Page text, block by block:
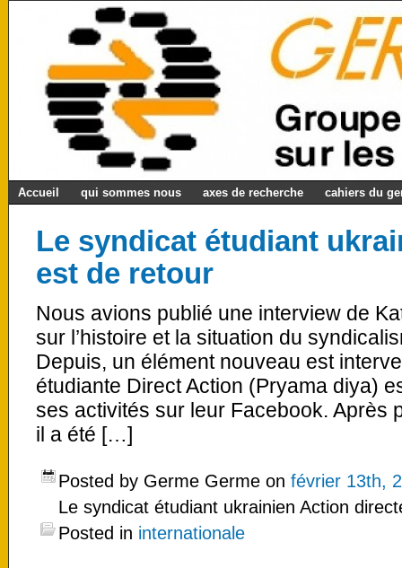
Accueil qui sommes nous axes de recherche cahiers du
Le syndicat étudiant
est de retour
Nous avions publié une interview de
sur l’histoire et la situation du
Depuis, un élément nouveau est
étudiante Direct Action (Pryama diya)
ses activités sur leur Facebook. Après
il a été […]
Posted by Germe Germe on février 13th,
Le syndicat étudiant ukrainien Action
Posted in internationale